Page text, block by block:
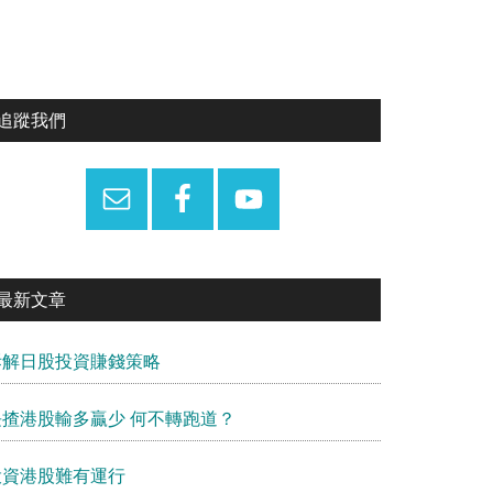
蹤我們
新文章
日股投資賺錢策略
港股輸多贏少 何不轉跑道？
港股難有運行